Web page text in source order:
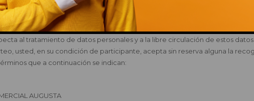
aviso.
lo dispuesto en Reglamento (UE) 2016/679 del Parlamento Europeo y del
al tratamiento de datos personales y a la libre circulación de estos
usted, en su condición de participante, acepta sin reserva alguna la
que a continuación se indican:
AUGUSTA
This popup will close in:14